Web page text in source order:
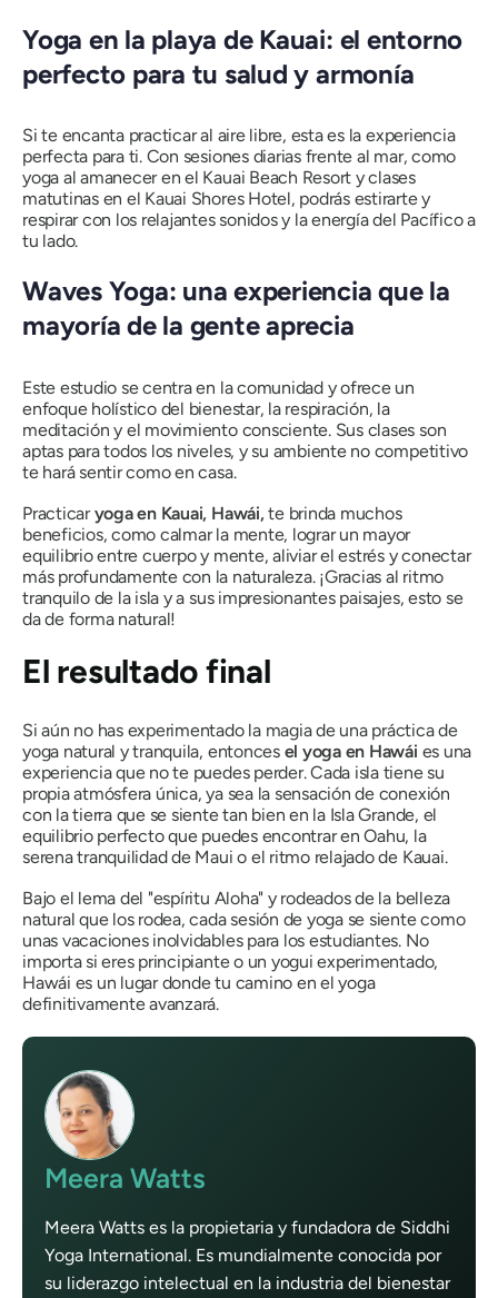
Yoga en la playa de Kauai: el entorno
perfecto para tu salud y armonía
Si te encanta practicar al aire libre, esta es la experiencia
perfecta para ti. Con sesiones diarias frente al mar, como
yoga al amanecer en el Kauai Beach Resort y clases
matutinas en el Kauai Shores Hotel, podrás estirarte y
respirar con los relajantes sonidos y la energía del Pacífico a
tu lado.
Waves Yoga: una experiencia que la
mayoría de la gente aprecia
Este estudio se centra en la comunidad y ofrece un
enfoque holístico del bienestar, la respiración, la
meditación y el movimiento consciente. Sus clases son
aptas para todos los niveles, y su ambiente no competitivo
te hará sentir como en casa.
Practicaryoga en Kauai, Hawái,te brinda muchos
beneficios, como calmar la mente, lograr un mayor
equilibrio entre cuerpo y mente, aliviar el estrés y conectar
más profundamente con la naturaleza. ¡Gracias al ritmo
tranquilo de la isla y a sus impresionantes paisajes, esto se
da de forma natural!
El resultado final
Si aún no has experimentado la magia de una práctica de
yoga natural y tranquila, entonces el yoga en Hawái es una
experiencia que no te puedes perder. Cada isla tiene su
propia atmósfera única, ya sea la sensación de conexión
con la tierra que se siente tan bien en la Isla Grande, el
equilibrio perfecto que puedes encontrar en Oahu, la
serena tranquilidad de Maui o el ritmo relajado de Kauai.
Bajo el lema del "espíritu Aloha" y rodeados de la belleza
natural que los rodea, cada sesión de yoga se siente como
unas vacaciones inolvidables para los estudiantes. No
importa si eres principiante o un yogui experimentado,
Hawái es un lugar donde tu camino en el yoga
definitivamente avanzará.
Meera Watts
Meera Watts es la propietaria y fundadora de Siddhi
Yoga International. Es mundialmente conocida por
su liderazgo intelectual en la industria del bienestar